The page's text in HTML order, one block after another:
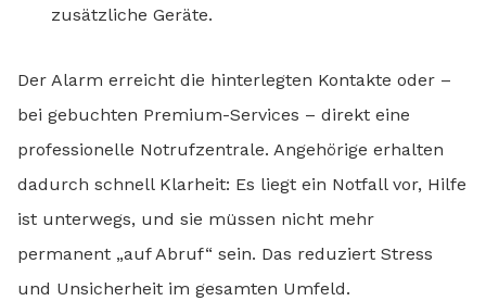
zusätzliche Geräte.
Der Alarm erreicht die hinterlegten Kontakte oder –
bei gebuchten Premium-Services – direkt eine
professionelle Notrufzentrale. Angehörige erhalten
dadurch schnell Klarheit: Es liegt ein Notfall vor, Hilfe
ist unterwegs, und sie müssen nicht mehr
permanent „auf Abruf“ sein. Das reduziert Stress
und Unsicherheit im gesamten Umfeld.